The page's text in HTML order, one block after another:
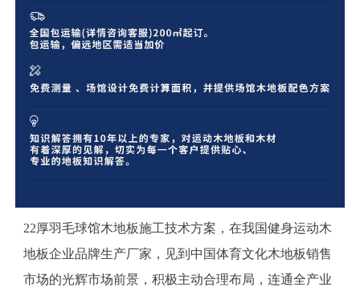
22厚羽毛球馆木地板施工技术方案，在我国健身运动木
地板企业品牌生产厂家，见到中国体育文化木地板销售
市场的光辉市场前景，积极主动合理布局，连通全产业